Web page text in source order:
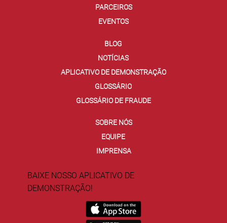
PARCEIROS
EVENTOS
BLOG
NOTÍCIAS
APLICATIVO DE DEMONSTRAÇÃO
GLOSSÁRIO
GLOSSÁRIO DE FRAUDE
SOBRE NÓS
EQUIPE
IMPRENSA
BAIXE NOSSO APLICATIVO DE
DEMONSTRAÇÃO!